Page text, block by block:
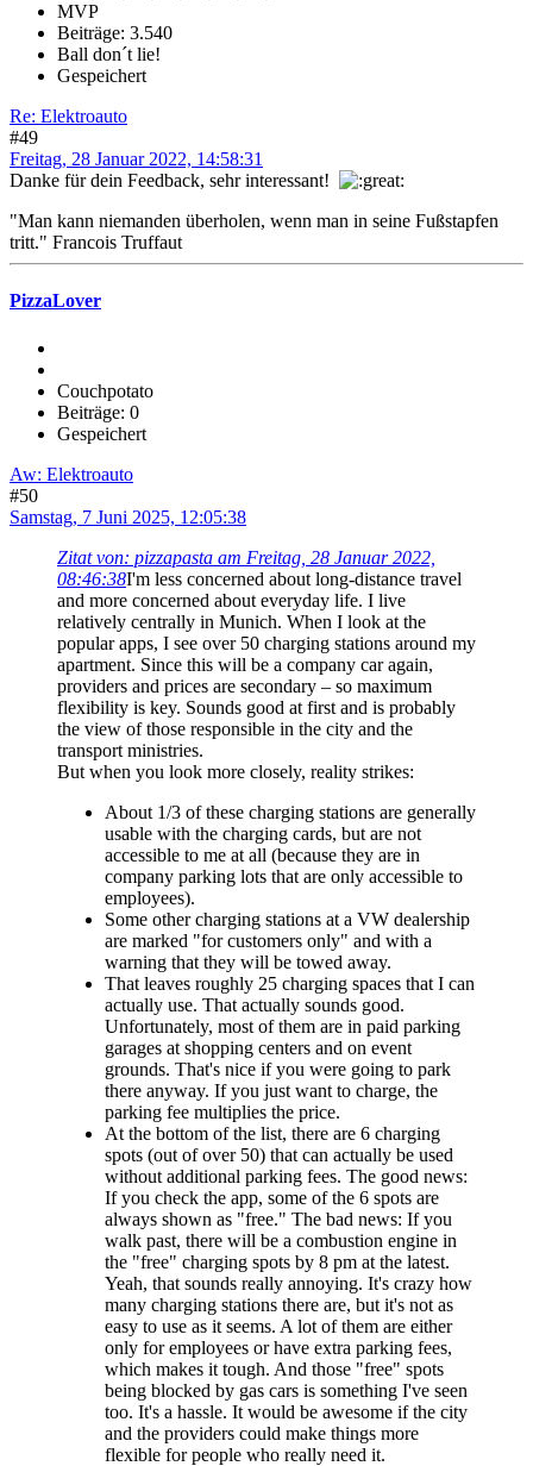
MVP
Beiträge: 3.540
Ball don´t lie!
Gespeichert
Re: Elektroauto
#49
Freitag, 28 Januar 2022, 14:58:31
Danke für dein Feedback, sehr interessant!
"Man kann niemanden überholen, wenn man in seine Fußstapfen
tritt." Francois Truffaut
PizzaLover
Couchpotato
Beiträge: 0
Gespeichert
Aw: Elektroauto
#50
Samstag, 7 Juni 2025, 12:05:38
Zitat von: pizzapasta am Freitag, 28 Januar 2022,
08:46:38I'm less concerned about long-distance travel
and more concerned about everyday life. I live
relatively centrally in Munich. When I look at the
popular apps, I see over 50 charging stations around my
apartment. Since this will be a company car again,
providers and prices are secondary – so maximum
flexibility is key. Sounds good at first and is probably
the view of those responsible in the city and the
transport ministries.
But when you look more closely, reality strikes:
About 1/3 of these charging stations are generally
usable with the charging cards, but are not
accessible to me at all (because they are in
company parking lots that are only accessible to
employees).
Some other charging stations at a VW dealership
are marked "for customers only" and with a
warning that they will be towed away.
That leaves roughly 25 charging spaces that I can
actually use. That actually sounds good.
Unfortunately, most of them are in paid parking
garages at shopping centers and on event
grounds. That's nice if you were going to park
there anyway. If you just want to charge, the
parking fee multiplies the price.
At the bottom of the list, there are 6 charging
spots (out of over 50) that can actually be used
without additional parking fees. The good news:
If you check the app, some of the 6 spots are
always shown as "free." The bad news: If you
walk past, there will be a combustion engine in
the "free" charging spots by 8 pm at the latest.
Yeah, that sounds really annoying. It's crazy how
many charging stations there are, but it's not as
easy to use as it seems. A lot of them are either
only for employees or have extra parking fees,
which makes it tough. And those "free" spots
being blocked by gas cars is something I've seen
too. It's a hassle. It would be awesome if the city
and the providers could make things more
flexible for people who really need it.